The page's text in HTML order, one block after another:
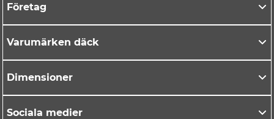
Företag
Varumärken däck
Dimensioner
Sociala medier